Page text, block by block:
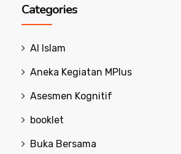
Categories
Al Islam
Aneka Kegiatan MPlus
Asesmen Kognitif
booklet
Buka Bersama